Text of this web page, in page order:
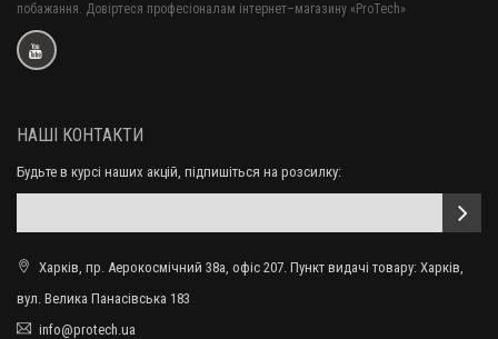
побажання. Довіртеся професіоналам інтернет–магазину «ProTech»
НАШІ КОНТАКТИ
Будьте в курсі наших акцій, підпишіться на розсилку:
Харків, пр. Аерокосмічний 38а, офіс 207. Пункт видачі товару: Харків,
вул. Велика Панасівська 183
info@protech.ua